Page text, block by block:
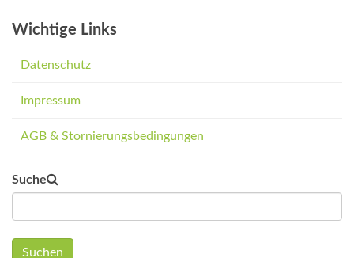
Wichtige Links
Datenschutz
Impressum
AGB & Stornierungsbedingungen
Suche
Suchen